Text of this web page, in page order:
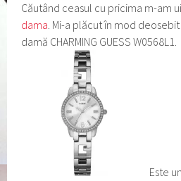
Căutând ceasul cu pricima m-am
dama. Mi-a plăcut în mod deosebit
damă CHARMING GUESS W0568L1.
Este